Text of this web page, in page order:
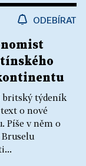
ODEBÍRAT
britský týdeník
o nové
Píše v něm o